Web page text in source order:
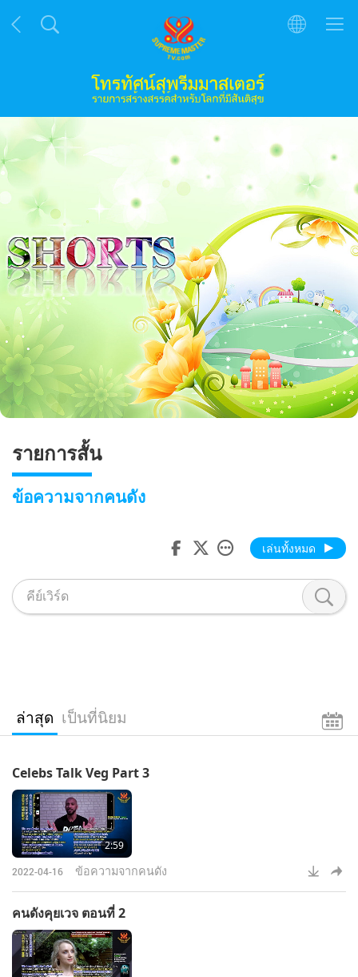
รายการสั้น
ข้อความจากคนดัง
เล่นทั้งหมด
ล่าสุด เป็นที่นิยม
Celebs Talk Veg Part 3
2:59
2022-04-16 ข้อความจากคนดัง
คนดังคุยเวจ ตอนที่ 2